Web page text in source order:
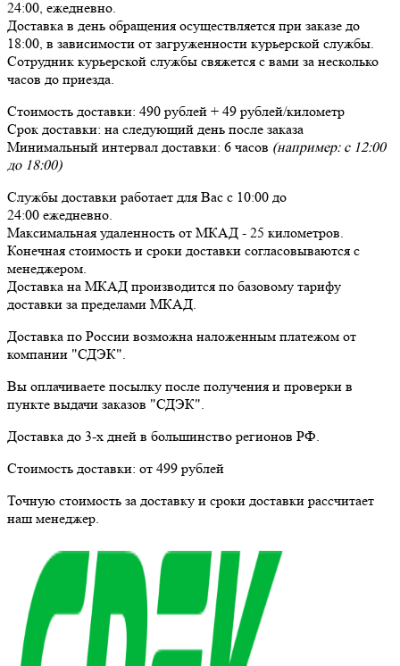
24:00, ежедневно.
Доставка в день обращения осуществляется при заказе до
18:00, в зависимости от загруженности курьерской службы.
Сотрудник курьерской службы свяжется с вами за несколько
часов до приезда.
Стоимость доставки: 490 рублей + 49 рублей/километр
Срок доставки: на следующий день после заказа
Минимальный интервал доставки: 6 часов (например: с 12:00
до 18:00)
Службы доставки работает для Вас с 10:00 до
24:00 ежедневно.
Максимальная удаленность от МКАД - 25 километров.
Конечная стоимость и сроки доставки согласовываются с
менеджером.
Доставка на МКАД производится по базовому тарифу
доставки за пределами МКАД.
Доставка по России возможна наложенным платежом от
компании "СДЭК".
Вы оплачиваете посылку после получения и проверки в
пункте выдачи заказов "СДЭК".
Доставка до 3-х дней в большинство регионов РФ.
Стоимость доставки: от 499 рублей
Точную стоимость за доставку и сроки доставки рассчитает
наш менеджер.